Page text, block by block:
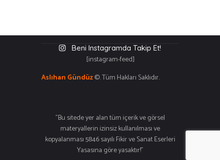
Beni Instagramda Takip Et!
[instagram-feed]
Aslıhan Gündüz©. Tüm Hakları Saklıdır.
"Bu sitede yer alan tüm içerik ve görsel
materyallerin izinsiz kullanılması ve
kopyalanması 5846 sayılı Fikir ve Sanat Eserleri
Yasasına göre yasaktır!"